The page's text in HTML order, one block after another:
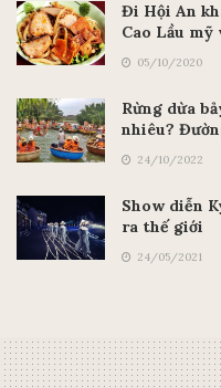
Đi Hội An
Cao Lầu mỹ
05/10/2020
Rừng dừa
nhiêu?
24/10/2022
Show diễn
ra thế giới
24/05/2021